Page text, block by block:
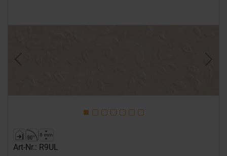
Art-Nr.: R9UL